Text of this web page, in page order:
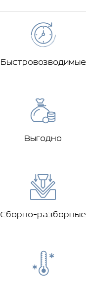
Быстровозводимые
Выгодно
Сборно-разборные